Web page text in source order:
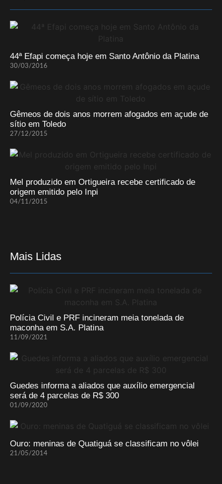
44ª Efapi começa hoje em Santo Antônio da Platina
30/03/2016
Gêmeos de dois anos morrem afogados em açude de
sítio em Toledo
27/12/2015
Mel produzido em Ortigueira recebe certificado de
origem emitido pelo Inpi
04/11/2015
Mais Lidas
Polícia Civil e PRF incineram meia tonelada de
maconha em S.A. Platina
11/09/2021
Guedes informa a aliados que auxílio emergencial
será de 4 parcelas de R$ 300
01/09/2020
Ouro: meninas de Quatiguá se classificam no vôlei
21/05/2014